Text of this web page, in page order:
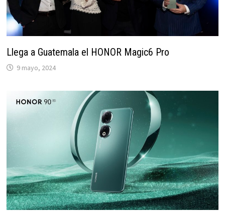
Llega a Guatemala el HONOR Magic6 Pro
9 mayo, 2024